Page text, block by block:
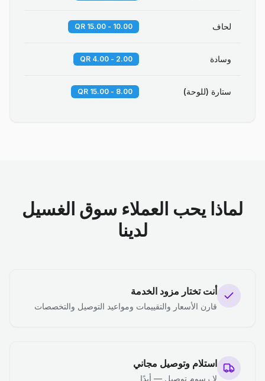
لحاف 10.00 - 15.00 QR
وسادة 2.00 - 4.00 QR
ستارة (للوحة) 8.00 - 15.00 QR
لماذا يحب العملاء سوق الغسيل
لدينا
أنت تختار مزود الخدمة
قارن الأسعار والتقييمات ومواعيد التوصيل والتخصصات
استلام وتوصيل مجاني
لا رسوم توصيل — أبدًا